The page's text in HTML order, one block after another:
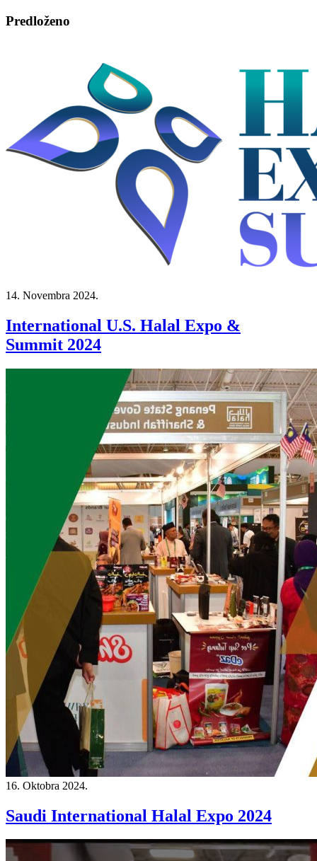
Predloženo
14. Novembra 2024.
International U.S. Halal Expo &
Summit 2024
16. Oktobra 2024.
Saudi International Halal Expo 2024